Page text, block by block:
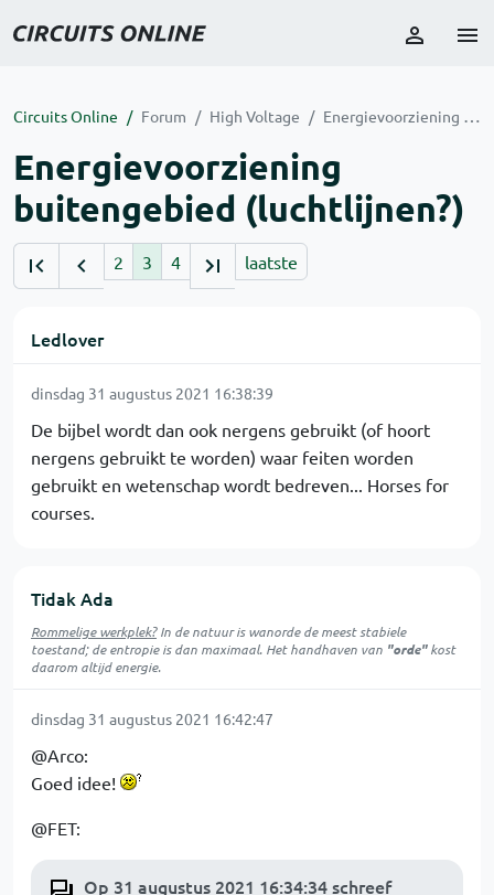
Circuits Online Forum High Voltage Energievoorziening buitengebied (luchtlijnen?)
Energievoorziening
buitengebied (luchtlijnen?)
2 3 4 laatste
Ledlover
dinsdag 31 augustus 2021 16:38:39
De bijbel wordt dan ook nergens gebruikt (of hoort
nergens gebruikt te worden) waar feiten worden
gebruikt en wetenschap wordt bedreven... Horses for
courses.
Tidak Ada
Rommelige werkplek?In de natuur iswanordede meest stabiele
toestand; de entropie is dan maximaal. Het handhaven van "orde"kost
daarom altijd energie.
dinsdag 31 augustus 2021 16:42:47
@Arco:
Goed idee!
@FET:
Op 31 augustus 2021 16:34:34 schreef